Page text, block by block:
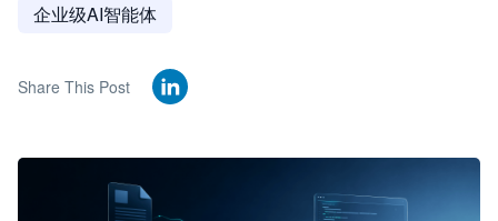
企业级AI智能体
Share This Post